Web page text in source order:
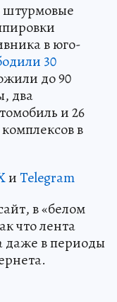
штурмовые
в юго-
30
до 90
два
и 26
в
иTelegram
в «белом
что лента
даже в периоды